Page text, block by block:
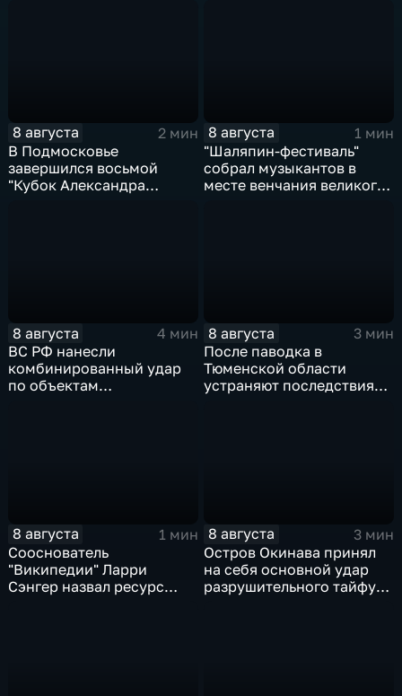
8 августа
2 мин
В Подмосковье
завершился восьмой
"Кубок Александра
8 августа
1 мин
"Шаляпин‑фестиваль"
собрал музыкантов в
месте венчания великого
8 августа
4 мин
ВС РФ нанесли
комбинированный удар
по объектам
8 августа
3 мин
После паводка в
Тюменской области
устраняют последствия
8 августа
1 мин
Сооснователь
"Википедии" Ларри
Сэнгер назвал ресурс
8 августа
3 мин
Остров Окинава принял
на себя основной удар
разрушительного тайфуна